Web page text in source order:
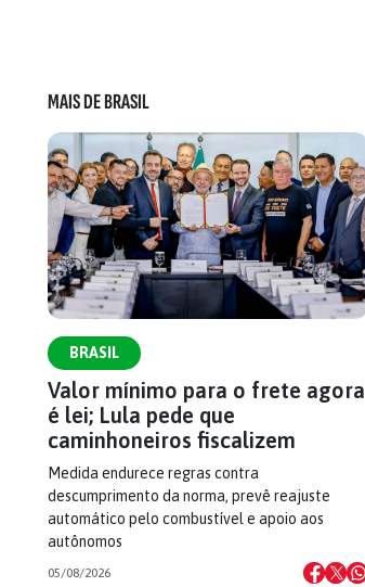
MAIS DE BRASIL
BRASIL
Valor mínimo para o frete agora
é lei; Lula pede que
caminhoneiros fiscalizem
Medida endurece regras contra
descumprimento da norma, prevê reajuste
automático pelo combustível e apoio aos
autônomos
05/08/2026